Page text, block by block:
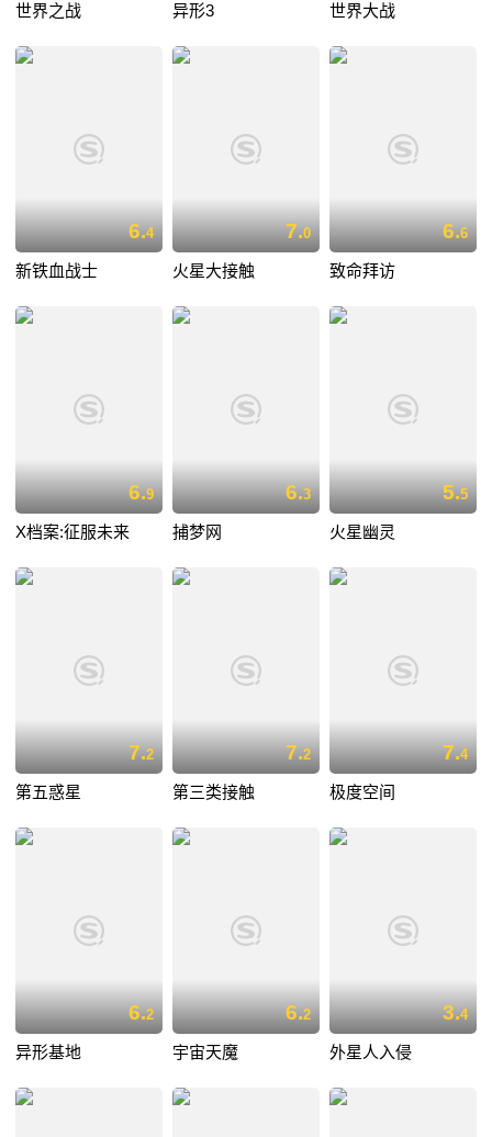
世界之战 异形3 世界大战
6.4
新铁血战士
7.0
火星大接触
6.6
致命拜访
6.9
X档案:征服未来
6.3
捕梦网
5.5
火星幽灵
7.2
第五惑星
7.2
第三类接触
7.4
极度空间
6.2
异形基地
6.2
宇宙天魔
3.4
外星人入侵